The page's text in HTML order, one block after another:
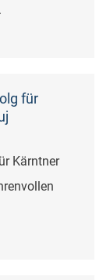
für
Kärntner